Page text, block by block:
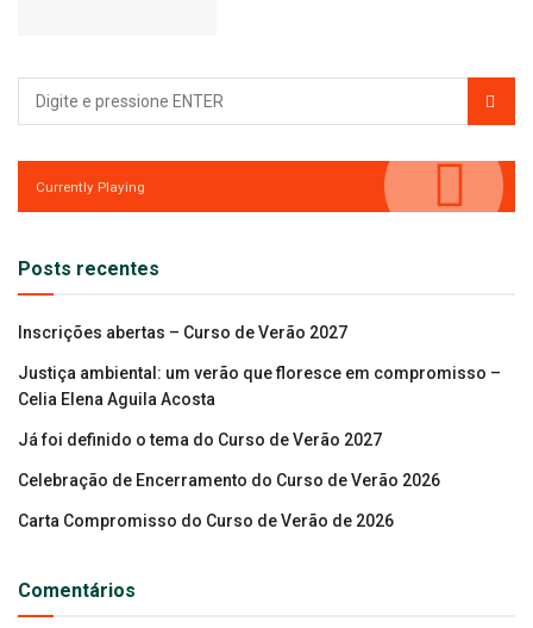
Currently Playing
Posts recentes
Inscrições abertas – Curso de Verão 2027
Justiça ambiental: um verão que floresce em compromisso –
Celia Elena Aguila Acosta
Já foi definido o tema do Curso de Verão 2027
Celebração de Encerramento do Curso de Verão 2026
Carta Compromisso do Curso de Verão de 2026
Comentários